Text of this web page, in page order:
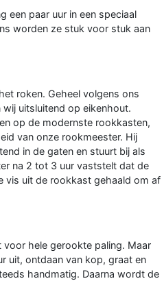
een paar uur in een speciaal
worden ze stuk voor stuk aan
roken. Geheel volgens ons
uitsluitend op eikenhout.
op de modernste rookkasten,
van onze rookmeester. Hij
in de gaten en stuurt bij als
na 2 tot 3 uur vaststelt dat de
vis uit de rookkast gehaald om af
hele gerookte paling. Maar
uit, ontdaan van kop, graat en
handmatig. Daarna wordt de